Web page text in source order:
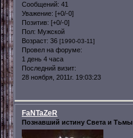
Сообщений: 41
Уважение: [+0/-0]
Позитив: [+0/-0]
Пол: Мужской
Возраст: 36 [1990-03-11]
Провел на форуме:
1 день 4 часа
Последний визит:
28 ноября, 2011г. 19:03:23
FaNTaZeR
Познавший истину Света и Тьмы